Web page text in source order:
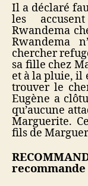
Il a déclaré
les
Rwandema
Rwandema
chercher
sa fille chez
et à la pluie, il
trouver le
Eugène a
qu’aucune
Marguerite.
fils de